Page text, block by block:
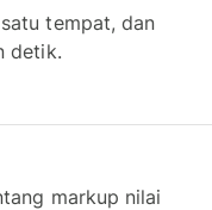
tempat, dan
detik.
markup nilai